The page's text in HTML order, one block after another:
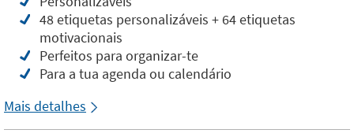
48 etiquetas personalizáveis + 64 etiquetas
motivacionais
Perfeitos para organizar-te
Para a tua agenda ou calendário
Mais detalhes